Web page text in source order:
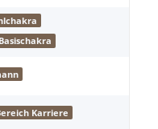
Karriere